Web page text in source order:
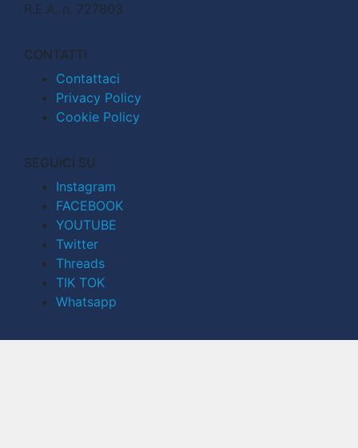
R.E.A. n. 727803
CONTATTI
Contattaci
Privacy Policy
Cookie Policy
SEGUICI SU
Instagram
FACEBOOK
YOUTUBE
Twitter
Threads
TIK TOK
Whatsapp